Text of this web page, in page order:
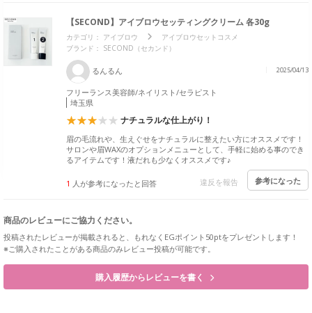
【SECOND】アイブロウセッティングクリーム 各30g
カテゴリ： アイブロウ
アイブロウセットコスメ
ブランド： SECOND（セカンド）
るんるん 2025/04/13
フリーランス美容師/ネイリスト/セラピスト
埼玉県
ナチュラルな仕上がり！
眉の毛流れや、生えぐせをナチュラルに整えたい方にオススメです！
サロンや眉WAXのオプションメニューとして、手軽に始める事のでき
るアイテムです！液だれも少なくオススメです♪
1 人が参考になったと回答 違反を報告 参考になった
商品のレビューにご協力ください。
投稿されたレビューが掲載されると、もれなくEGポイント50ptをプレゼントします！
※ご購入されたことがある商品のみレビュー投稿が可能です。
購入履歴からレビューを書く